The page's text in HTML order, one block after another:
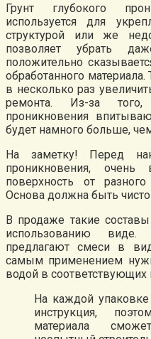
Грунт глубокого
используется для
структурой или же
позволяет убрать
положительно
обработанного
в несколько раз
ремонта. Из-за
проникновения
будет намного больше,
На заметку! Перед
проникновения, очень
поверхность от
Основа должна быть
В продаже такие
использованию виде.
предлагают смеси в
самым применением
водой в соответствующих
На каждой упаковке
инструкция,
материала